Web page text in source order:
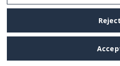
Reject
Legal
Privacy and
Terms and
Settings